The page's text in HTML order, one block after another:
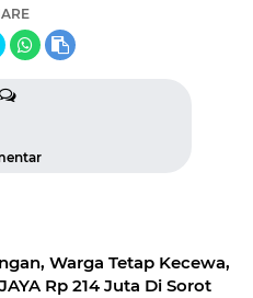
Warga Tetap Kecewa,
Rp 214 Juta Di Sorot